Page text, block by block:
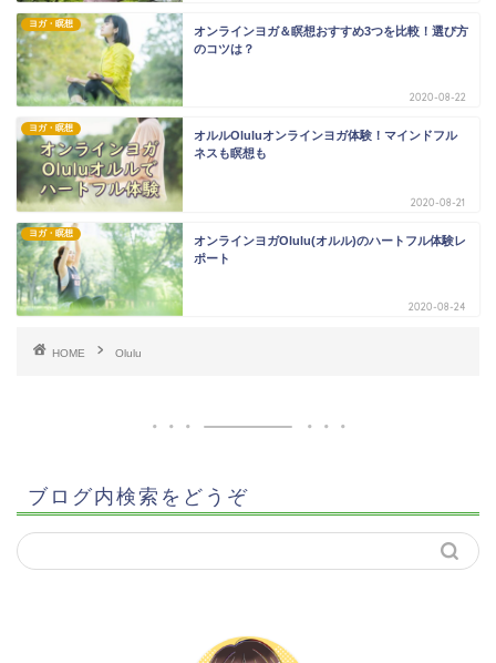
ヨガ・瞑想
オンラインヨガ＆瞑想おすすめ3つを比較！選び方
のコツは？
2020-08-22
ヨガ・瞑想
オルルOluluオンラインヨガ体験！マインドフル
ネスも瞑想も
2020-08-21
ヨガ・瞑想
オンラインヨガOlulu(オルル)のハートフル体験レ
ポート
2020-08-24
HOME Olulu
ブログ内検索をどうぞ